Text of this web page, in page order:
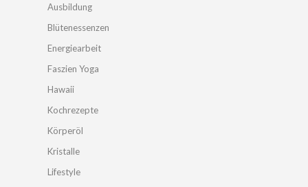
Ausbildung
Blütenessenzen
Energiearbeit
Faszien Yoga
Hawaii
Kochrezepte
Körperöl
Kristalle
Lifestyle